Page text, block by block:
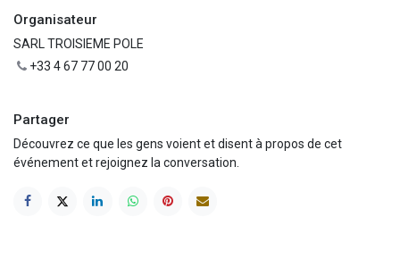
Organisateur
SARL TROISIEME POLE
+33 4 67 77 00 20
Partager
Découvrez ce que les gens voient et disent à propos de cet
événement et rejoignez la conversation.